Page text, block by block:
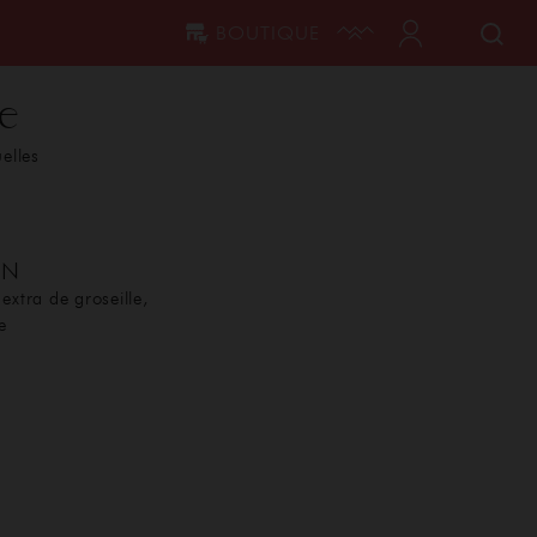
de groseille,